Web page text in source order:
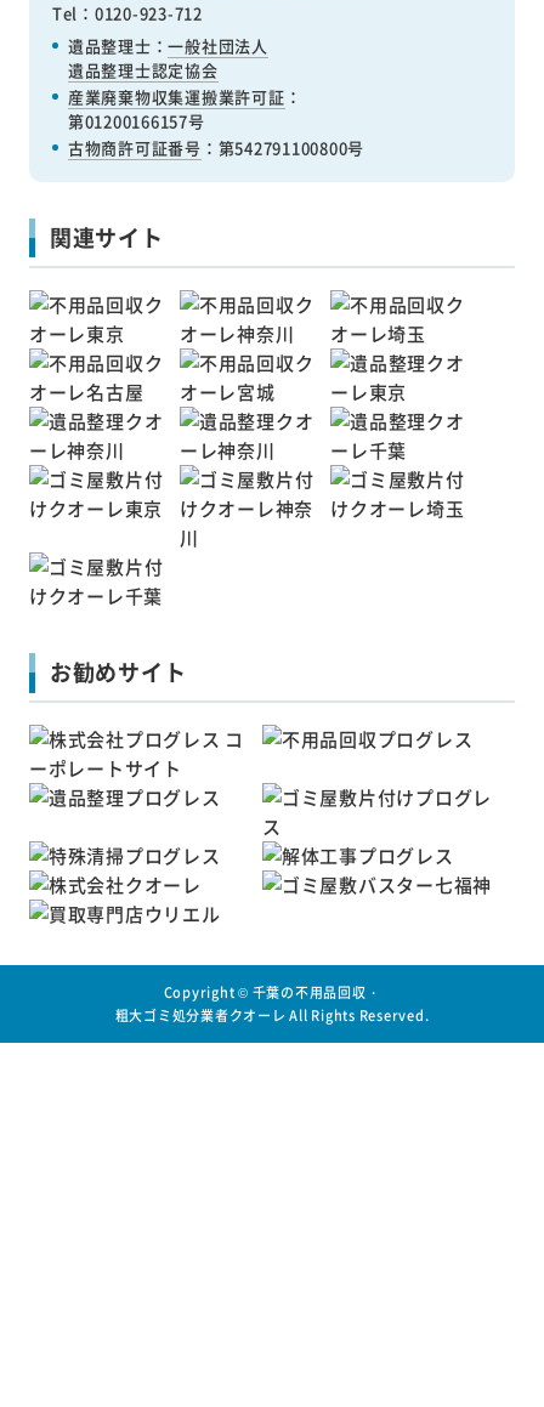
Tel：0120-923-712
遺品整理士：一般社団法人
遺品整理士認定協会
産業廃棄物収集運搬業許可証 ：
第01200166157号
古物商許可証番号 ：第542791100800号
関連サイト
お勧めサイト
Copyright © 千葉の不用品回収・
粗大ゴミ処分業者クオーレ All Rights Reserved.